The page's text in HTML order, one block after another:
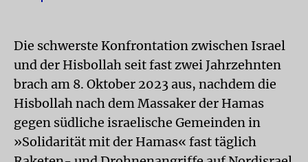
Die schwerste Konfrontation zwischen Israel
und der Hisbollah seit fast zwei Jahrzehnten
brach am 8. Oktober 2023 aus, nachdem die
Hisbollah nach dem Massaker der Hamas
gegen südliche israelische Gemeinden in
»Solidarität mit der Hamas« fast täglich